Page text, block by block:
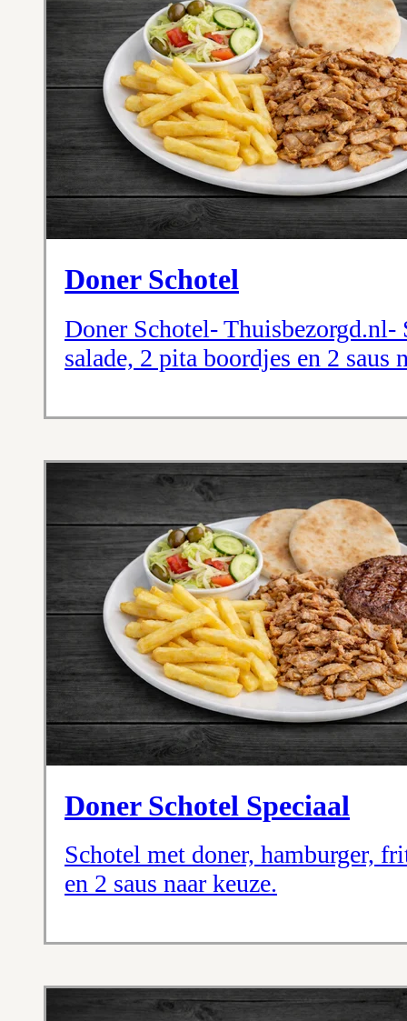
Doner Schotel
Doner Schotel- Thuisbezorgd.nl-
salade, 2 pita boordjes en 2 saus
Doner Schotel Speciaal
Schotel met doner, hamburger,
en 2 saus naar keuze.